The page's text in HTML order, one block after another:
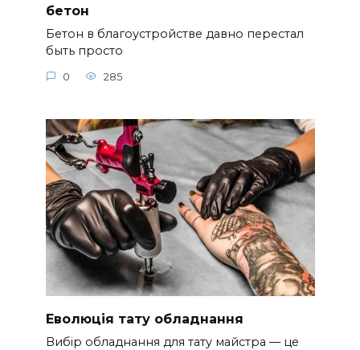
бетон
Бетон в благоустройстве давно перестал
быть просто
0 285
Еволюція тату обладнання
Вибір обладнання для тату майстра — це